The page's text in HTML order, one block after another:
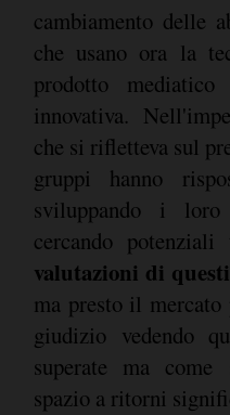
cambiamento delle
che usano ora la
prodotto
innovativa.
che si rifletteva sul
gruppi hanno
sviluppando i
cercando
valutazioni di
ma presto il
giudizio vedendo
superate ma come
spazio a ritorni